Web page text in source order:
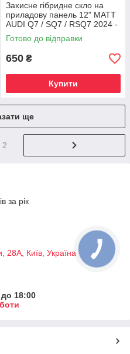
Захисне гібридне скло на
приладову панель 12" MATT
AUDI Q7 / SQ7 / RSQ7 2024 -
Готово до відправки
650 ₴
Купити
ще
2
за рік
28А, Київ, Україна
18:00